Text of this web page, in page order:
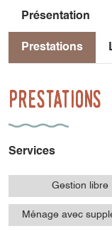
Présentation
Prestations
Prestations
Services
Gestion libre
Ménage avec